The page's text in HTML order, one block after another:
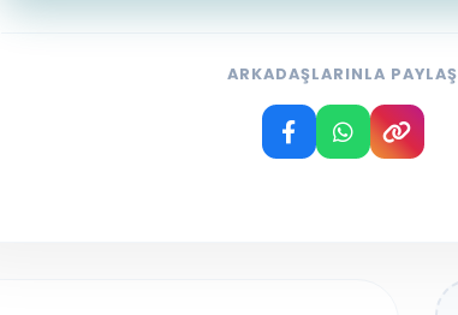
ARKADAŞLARINLA PAYLAŞ